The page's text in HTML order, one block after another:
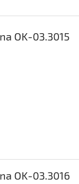
OK-03.3015
OK-03.3016